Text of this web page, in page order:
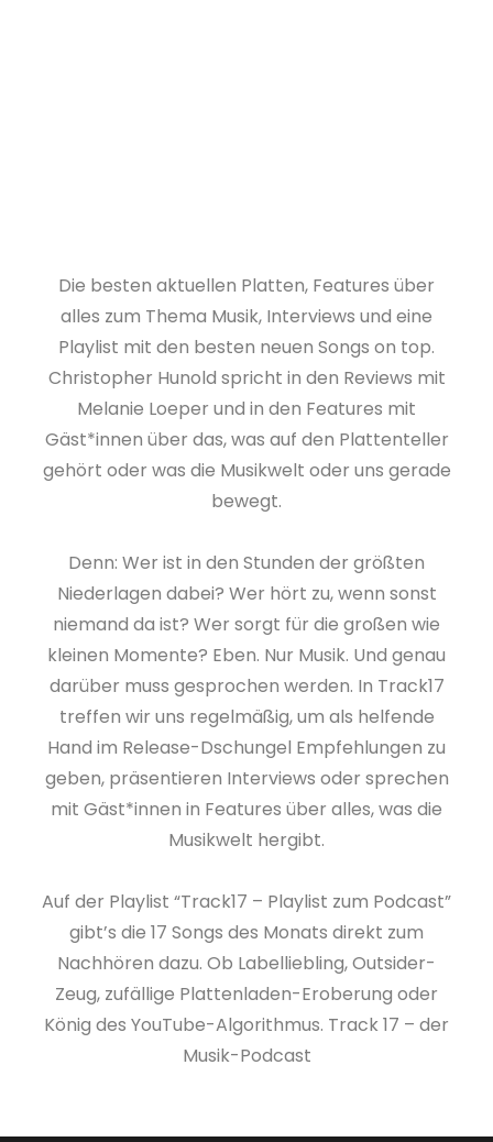
Die besten aktuellen Platten, Features über
alles zum Thema Musik, Interviews und eine
Playlist mit den besten neuen Songs on top.
Christopher Hunold spricht in den Reviews mit
Melanie Loeper und in den Features mit
Gäst*innen über das, was auf den Plattenteller
gehört oder was die Musikwelt oder uns gerade
bewegt.
Denn: Wer ist in den Stunden der größten
Niederlagen dabei? Wer hört zu, wenn sonst
niemand da ist? Wer sorgt für die großen wie
kleinen Momente? Eben. Nur Musik. Und genau
darüber muss gesprochen werden. In Track17
treffen wir uns regelmäßig, um als helfende
Hand im Release-Dschungel Empfehlungen zu
geben, präsentieren Interviews oder sprechen
mit Gäst*innen in Features über alles, was die
Musikwelt hergibt.
Auf der Playlist “Track17 – Playlist zum Podcast”
gibt’s die 17 Songs des Monats direkt zum
Nachhören dazu. Ob Labelliebling, Outsider-
Zeug, zufällige Plattenladen-Eroberung oder
König des YouTube-Algorithmus. Track 17 – der
Musik-Podcast